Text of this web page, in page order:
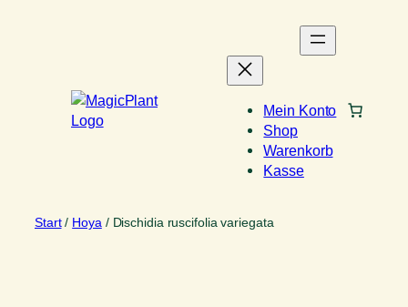
Mein Konto
Shop
Warenkorb
Kasse
Start/ Hoya / Dischidia ruscifolia variegata